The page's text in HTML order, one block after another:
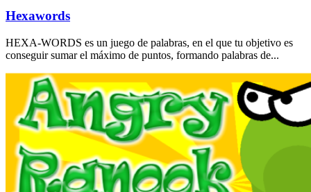
Hexawords
HEXA-WORDS es un juego de palabras, en el que tu objetivo es
conseguir sumar el máximo de puntos, formando palabras de...